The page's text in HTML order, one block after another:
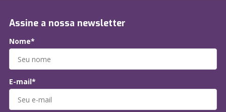
Assine a nossa newsletter
Nome*
E-mail*